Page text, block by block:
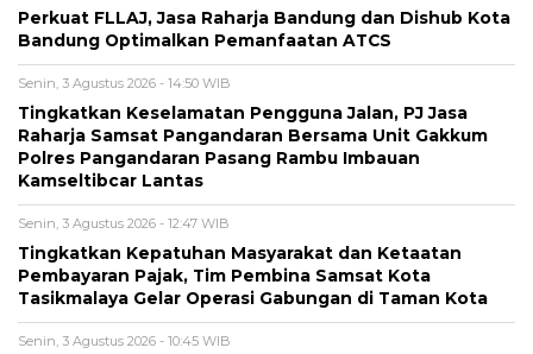
Perkuat FLLAJ, Jasa Raharja Bandung dan Dishub Kota
Bandung Optimalkan Pemanfaatan ATCS
Senin, 3 Agustus 2026 - 14:50 WIB
Tingkatkan Keselamatan Pengguna Jalan, PJ Jasa
Raharja Samsat Pangandaran Bersama Unit Gakkum
Polres Pangandaran Pasang Rambu Imbauan
Kamseltibcar Lantas
Senin, 3 Agustus 2026 - 12:47 WIB
Tingkatkan Kepatuhan Masyarakat dan Ketaatan
Pembayaran Pajak, Tim Pembina Samsat Kota
Tasikmalaya Gelar Operasi Gabungan di Taman Kota
Senin, 3 Agustus 2026 - 10:45 WIB